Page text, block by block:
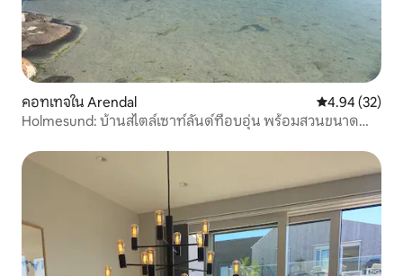
คอทเทจใน Arendal คะแนนเฉลี่ย
4.94 (32)
Holmesund: บ้านสไตล์เซาท์ลันด์ที่อบอุ่น พร้อมสวนขนาด